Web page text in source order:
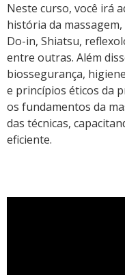
Neste curso, você irá
história da
Do-in, Shiatsu,
entre outras. Além
biossegurança,
e princípios éticos da
os fundamentos da
das técnicas,
eficiente.